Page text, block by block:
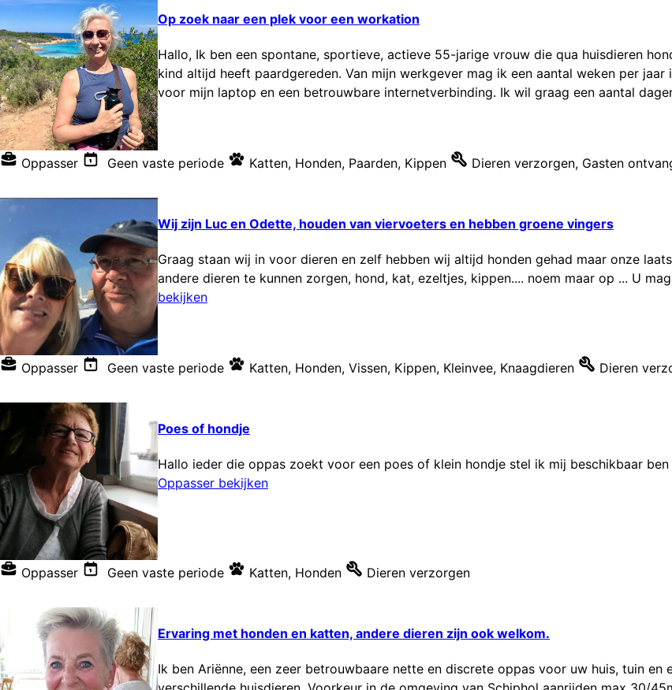
Op zoek naar een plek voor een workation
Hallo, Ik ben een spontane, sportieve, actieve 55-jarige vrouw die qua huisdieren
kind altijd heeft paardgereden. Van mijn werkgever mag ik een aantal weken per
voor mijn laptop en een betrouwbare internetverbinding. Ik wil graag een aantal
Oppasser Geen vaste periode Katten, Honden, Paarden, Kippen Dieren verzorgen, Gasten
Wij zijn Luc en Odette, houden van viervoeters en hebben groene vingers
Graag staan wij in voor dieren en zelf hebben wij altijd honden gehad maar onze
andere dieren te kunnen zorgen, hond, kat, ezeltjes, kippen.... noem maar op ... U
bekijken
Oppasser Geen vaste periode Katten, Honden, Vissen, Kippen, Kleinvee, Knaagdieren Dieren
Poes of hondje
Hallo ieder die oppas zoekt voor een poes of klein hondje stel ik mij beschikbaar
Oppasser bekijken
Oppasser Geen vaste periode Katten, Honden Dieren verzorgen
Ervaring met honden en katten, andere dieren zijn ook welkom.
Ik ben Ariënne, een zeer betrouwbaare nette en discrete oppas voor uw huis, tuin